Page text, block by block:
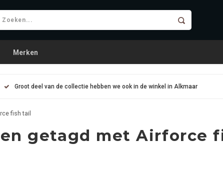
Merken
Groot deel van de collectie hebben we ook in de winkel in Alkmaar
fish tail
getagd met Airforce